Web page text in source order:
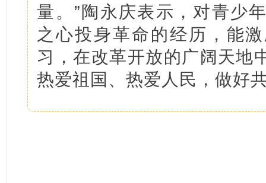
量。”陶永庆表示，对青少
之心投身革命的经历，能
习，在改革开放的广阔天地
热爱祖国、热爱人民，做好